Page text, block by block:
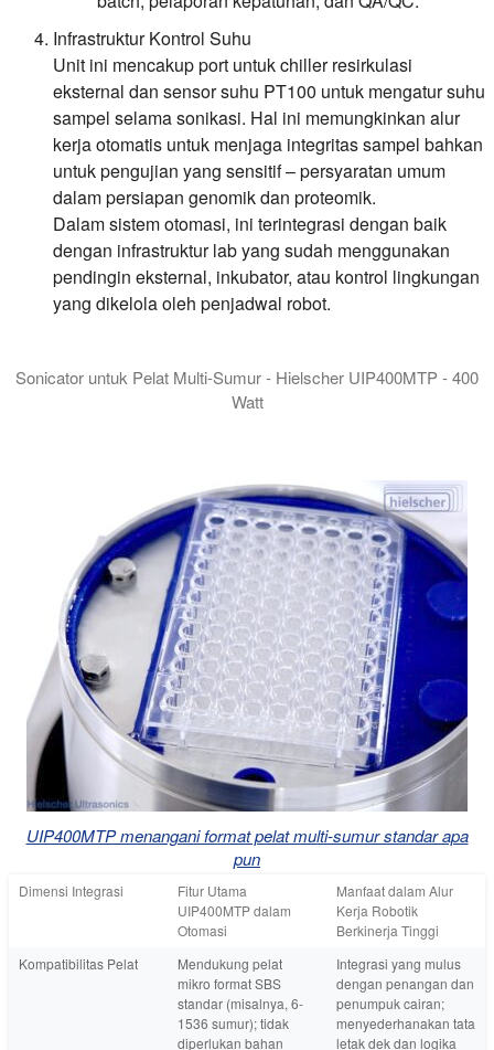
Infrastruktur Kontrol Suhu
Unit ini mencakup port untuk chiller resirkulasi
eksternal dan sensor suhu PT100 untuk mengatur suhu
sampel selama sonikasi. Hal ini memungkinkan alur
kerja otomatis untuk menjaga integritas sampel bahkan
untuk pengujian yang sensitif – persyaratan umum
dalam persiapan genomik dan proteomik.
Dalam sistem otomasi, ini terintegrasi dengan baik
dengan infrastruktur lab yang sudah menggunakan
pendingin eksternal, inkubator, atau kontrol lingkungan
yang dikelola oleh penjadwal robot.
Sonicator untuk Pelat Multi-Sumur - Hielscher UIP400MTP - 400
Watt
UIP400MTP menangani format pelat multi-sumur standar apa
pun
Dimensi Integrasi
Fitur Utama
UIP400MTP dalam
Otomasi
Manfaat dalam Alur
Kerja Robotik
Berkinerja Tinggi
Kompatibilitas Pelat
Mendukung pelat
mikro format SBS
standar (misalnya, 6-
1536 sumur); tidak
diperlukan bahan
Integrasi yang mulus
dengan penangan dan
penumpuk cairan;
menyederhanakan tata
letak dek dan logika